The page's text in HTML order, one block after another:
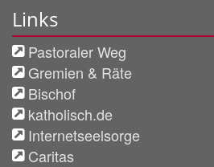
Links
Pastoraler Weg
Gremien & Räte
Bischof
katholisch.de
Internetseelsorge
Caritas